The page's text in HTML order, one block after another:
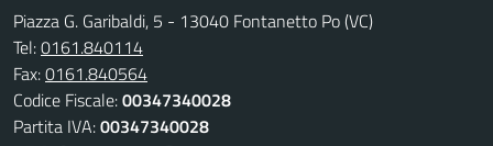
Piazza G. Garibaldi, 5 - 13040 Fontanetto Po (VC)
Tel:0161.840114
Fax:0161.840564
Codice Fiscale:00347340028
Partita IVA:00347340028